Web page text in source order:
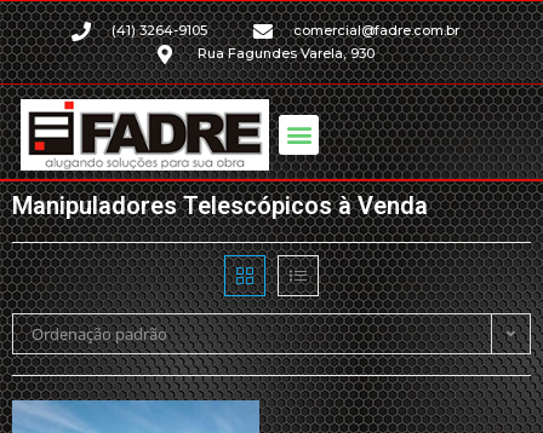
(41) 3264-9105
comercial@fadre.com.br
Rua Fagundes Varela, 930
Manipuladores Telescópicos à Venda
Ordenação padrão